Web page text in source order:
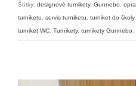
Štítky: designové turnikety, Gunnebo
turniketu
servis turniketu turniket do školy,
turniket WC Turnikety, turnikety Gunnebo